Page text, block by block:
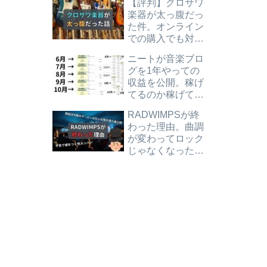
【評判】クロサワ
楽器が太っ腹だっ
た件。オンライン
での購入でも対応
ありませんでし
た。
ニートが音楽ブロ
グを1年やっての
収益を公開。稼げ
てるのか稼げてな
すすめはしませ
ん。
RADWIMPSが終
わった理由。曲調
が変わってロック
じゃなくなった上